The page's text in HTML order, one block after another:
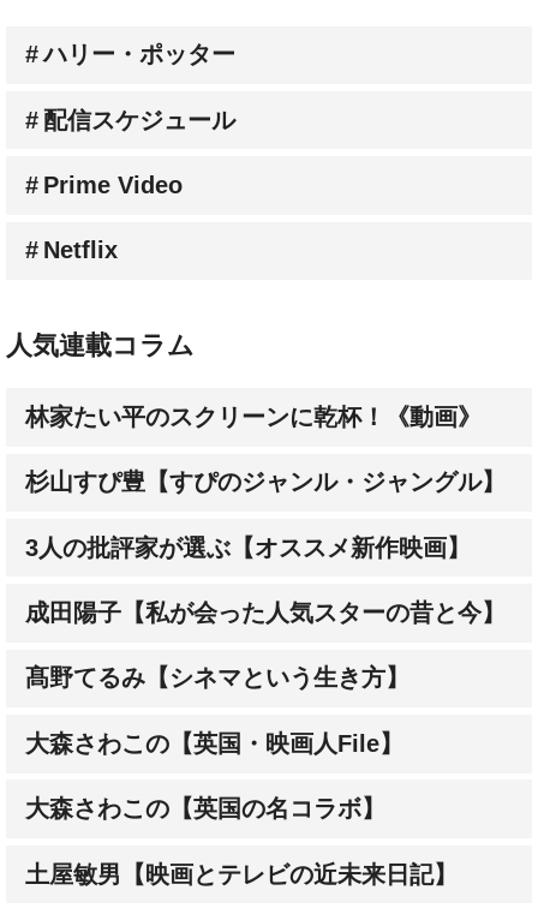
ハリー・ポッター
配信スケジュール
Prime Video
Netflix
人気連載コラム
林家たい平のスクリーンに乾杯！《動画》
杉山すぴ豊【すぴのジャンル・ジャングル】
3人の批評家が選ぶ【オススメ新作映画】
成田陽子【私が会った人気スターの昔と今】
髙野てるみ【シネマという生き方】
大森さわこの【英国・映画人File】
大森さわこの【英国の名コラボ】
土屋敏男【映画とテレビの近未来日記】